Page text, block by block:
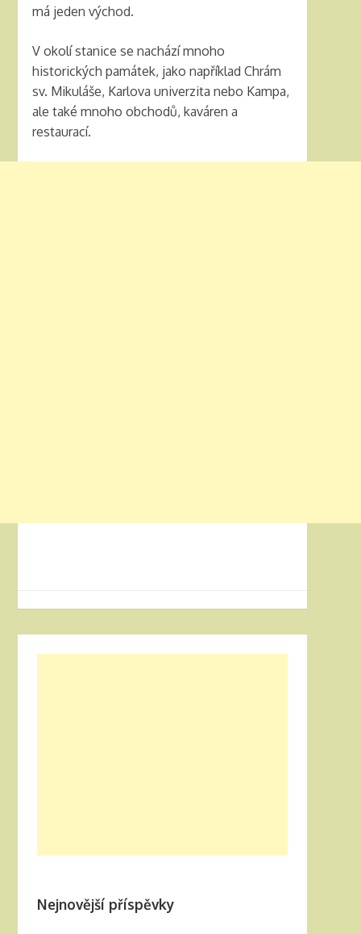
má jeden východ.
V okolí stanice se nachází mnoho
historických památek, jako například Chrám
sv. Mikuláše, Karlova univerzita nebo Kampa,
ale také mnoho obchodů, kaváren a
restaurací.
Nejnovější příspěvky